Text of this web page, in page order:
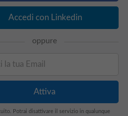
Accedi con Linkedin
oppure
Potrai disattivare il servizio in qualunque